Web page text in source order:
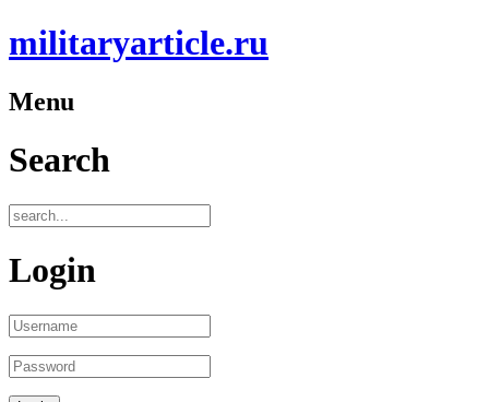
militaryarticle.ru
Menu
Search
Login